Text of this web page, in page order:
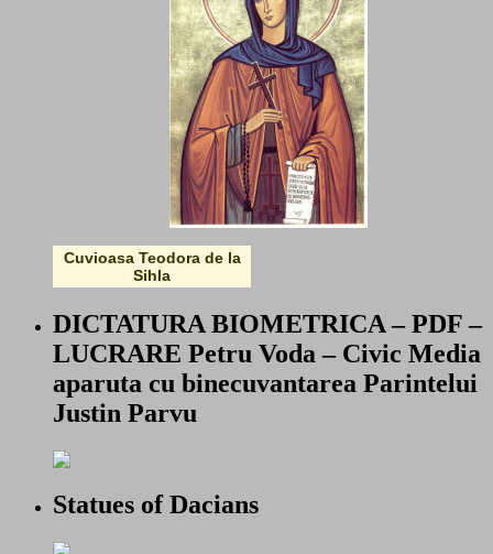
Cuvioasa Teodora de la
Sihla
DICTATURA BIOMETRICA – PDF –
LUCRARE Petru Voda – Civic Media
aparuta cu binecuvantarea Parintelui
Justin Parvu
Statues of Dacians